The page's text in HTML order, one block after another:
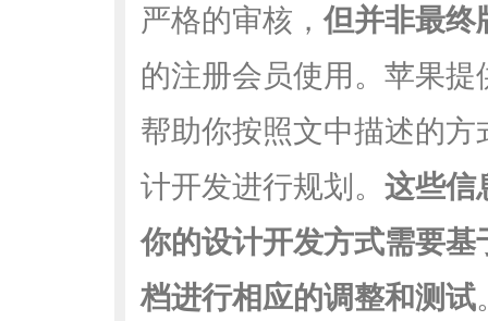
严格的审核，但并非最终
的注册会员使用。苹果
帮助你按照文中描述的
计开发进行规划。这些信
你的设计开发方式需要
档进行相应的调整和测试